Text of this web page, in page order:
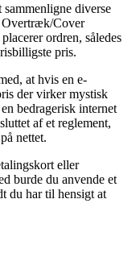
diverse
Overtræk/Cover
ordren, således
pris.
at hvis en e-
der virker mystisk
bedragerisk internet
af et reglement,
nettet.
eller
burde du anvende et
du har til hensigt at